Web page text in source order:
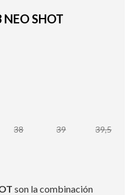
SHOT
38 39 39,5
son la combinación